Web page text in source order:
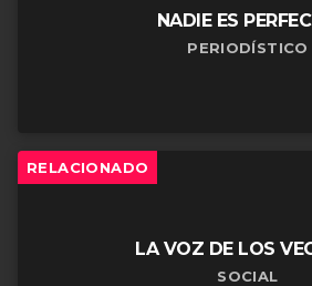
NADIE ES
PERIODÍSTICO
RELACIONADO
LA VOZ DE LOS
SOCIAL